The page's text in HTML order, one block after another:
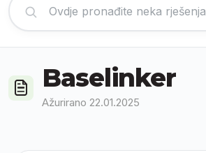
Baselinker
Ažurirano 22.01.2025